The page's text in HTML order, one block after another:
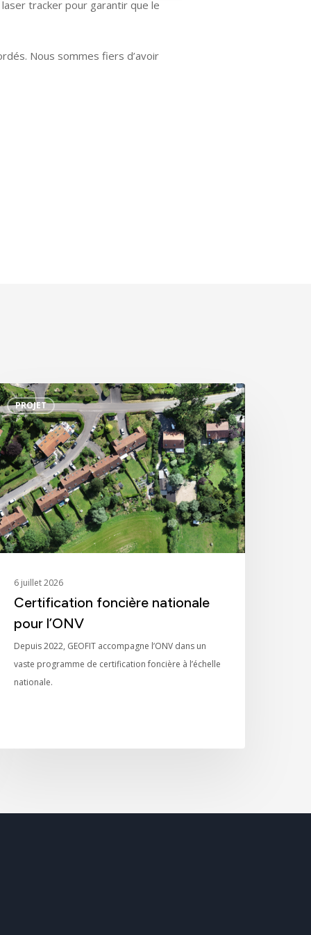
tracker pour garantir que le
Nous sommes fiers d’avoir
PROJET
6 juillet 2026
Certification foncière nationale
pour l’ONV
Depuis 2022, GEOFIT accompagne l’ONV dans un
vaste programme de certification foncière à l’échelle
nationale.